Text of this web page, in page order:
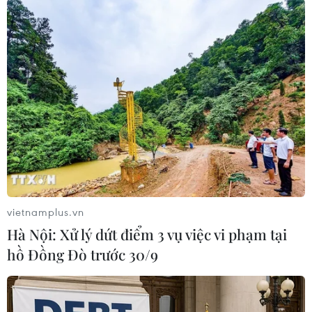
#Phân bón #Hàng giả #Nông nghiệp #Xử phạt
vietnamplus.vn
Hà Nội: Xử lý dứt điểm 3 vụ việc vi phạm tại
hồ Đồng Đò trước 30/9